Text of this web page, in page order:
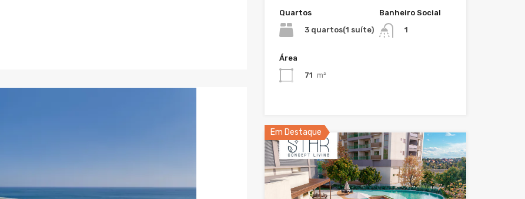
Quartos
3 quartos(1 suíte)
Banheiro Social
1
Área
71 m²
Em Destaque